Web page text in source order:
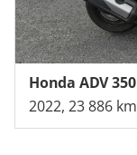
Honda ADV 350
2022, 23 886 km